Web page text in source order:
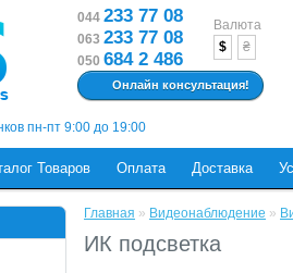
пн-пт 9:00 до 19:00
044 233 77 08
063 233 77 08
050 684 2 486
Онлайн консультация!
Валюта
$
₴
Товаров Оплата Доставка
Главная » Видеонаблюдение »
ИК подсветка